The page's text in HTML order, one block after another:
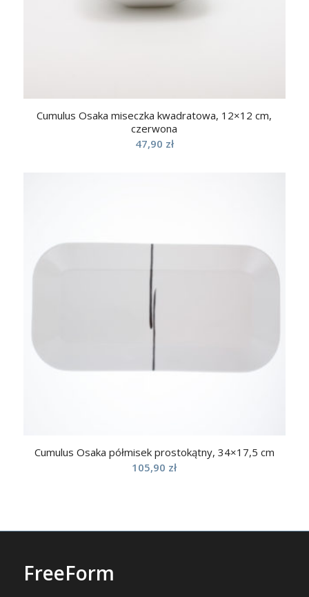
Cumulus Osaka miseczka kwadratowa, 12×12 cm,
czerwona
47,90 zł
Cumulus Osaka półmisek prostokątny, 34×17,5 cm
105,90 zł
FreeForm